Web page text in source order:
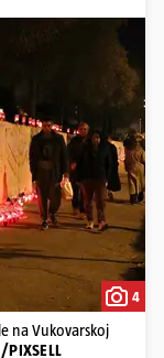
4
na Vukovarskoj